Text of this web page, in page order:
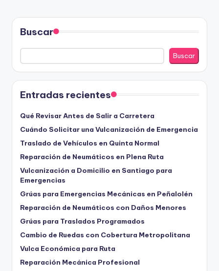
Buscar
Buscar
Entradas recientes
Qué Revisar Antes de Salir a Carretera
Cuándo Solicitar una Vulcanización de Emergencia
Traslado de Vehículos en Quinta Normal
Reparación de Neumáticos en Plena Ruta
Vulcanización a Domicilio en Santiago para
Emergencias
Grúas para Emergencias Mecánicas en Peñalolén
Reparación de Neumáticos con Daños Menores
Grúas para Traslados Programados
Cambio de Ruedas con Cobertura Metropolitana
Vulca Económica para Ruta
Reparación Mecánica Profesional